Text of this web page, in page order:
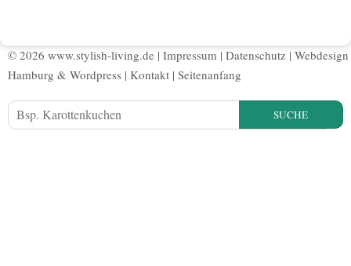
© 2026 www.stylish-living.de | Impressum | Datenschutz | Webdesign
Hamburg & Wordpress | Kontakt | Seitenanfang
SUCHE